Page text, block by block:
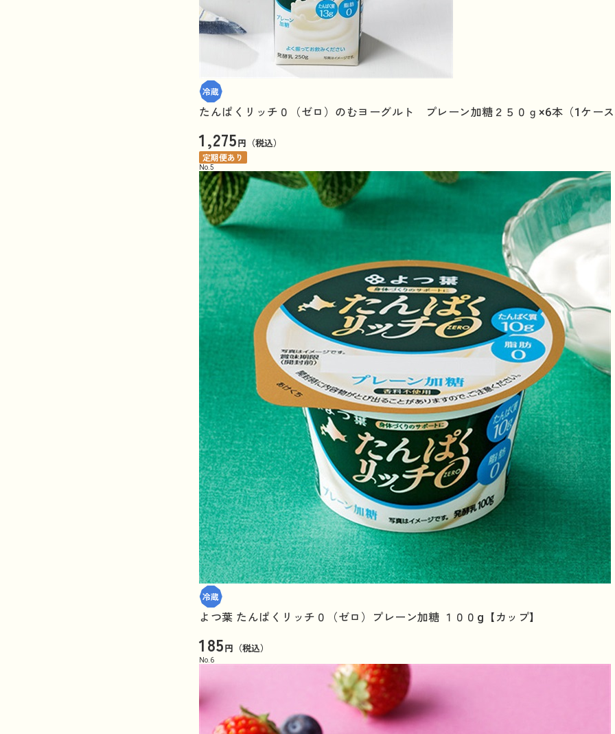
たんぱくリッチ０（ゼロ）のむヨーグルト プレーン加糖２５０ｇ×6本（1ケー
1,275円（税込）
定期便あり
No.5
よつ葉 たんぱくリッチ０（ゼロ）プレーン加糖 １００g【カップ】
185円（税込）
No. 6